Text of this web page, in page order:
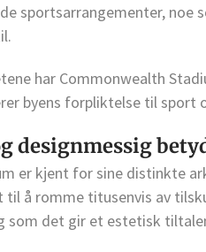
sportsarrangementer,
har Commonwealth
byens forpliktelse til sport
designmessig
er kjent for sine distinkte
å romme titusenvis av
det gir et estetisk